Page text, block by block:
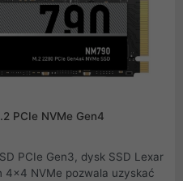
PCIe NVMe Gen4
PCIe Gen3, dysk SSD Lexar
4x4 NVMe pozwala uzyskać